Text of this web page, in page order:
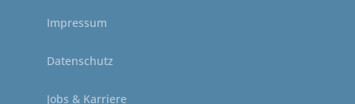
Impressum
Datenschutz
Jobs & Karriere